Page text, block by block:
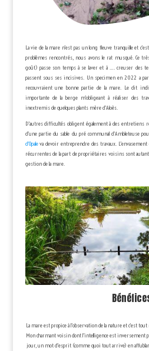
La vie de la mare n’est pas un long fleuve tranquille et
problèmes rencontrés, nous avons le rat musqué. Ce
goût) passe son temps à se laver et à …. creuser des
passent sous ses incisives. Un specimen en 2022 a
recouvraient une bonne partie de la mare. Le dit
importante de la berge m’obligeant à réaliser des
inextremis de quelques plants mère d’Aloès.
D’autres difficultés obligent également à des
d’une partie du sable du pré communal d’Ambleteuse
d’Opaleva devoir entreprendre des travaux.
récurrentes de la part de propriétaires voisins sont
gestion de la mare.
La mare est propice à l’observation de la nature et c’est
Mon charmant voisin dont l’intelligence est inversement
jour, un mot d’esprit (comme quoi tout arrive) en